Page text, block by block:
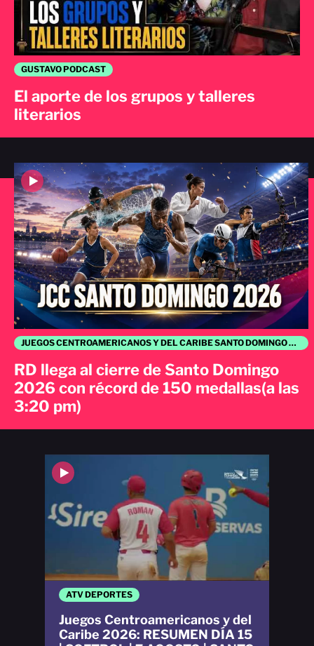
JUEGOS CENTROAMERICANOS Y DEL CARIBE SANTO DOMINGO 2026
RD llega al cierre de Santo Domingo
2026 con récord de 150 medallas(a las
3:20 pm)
GUSTAVO PODCAST
El aporte de los grupos y talleres
literarios
ATV DEPORTES
Juegos Centroamericanos y del
Caribe 2026: RESUMEN DÍA 15